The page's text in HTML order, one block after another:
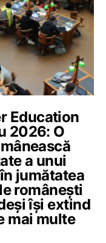
Education
2026: O
a unui
jumătatea
românești
își extind
mai multe